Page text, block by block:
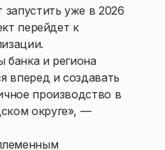
уже в 2026
перейдет к
и региона
вперед и создавать
производство в
округе», —